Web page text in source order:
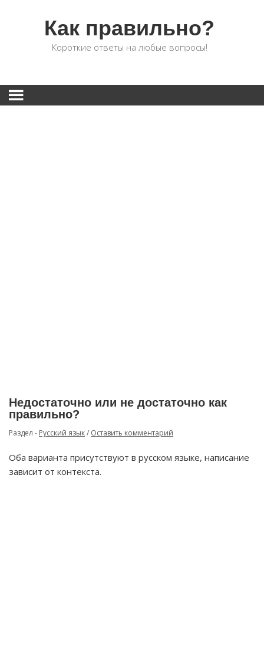
Как правильно?
Короткие ответы на любые вопросы!
Недостаточно или не достаточно как
правильно?
Раздел - Русский язык/ Оставить комментарий
Оба варианта присутствуют в русском языке, написание
зависит от контекста.